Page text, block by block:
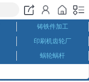
铸铁件加工
印刷机齿轮厂
蜗轮蜗杆